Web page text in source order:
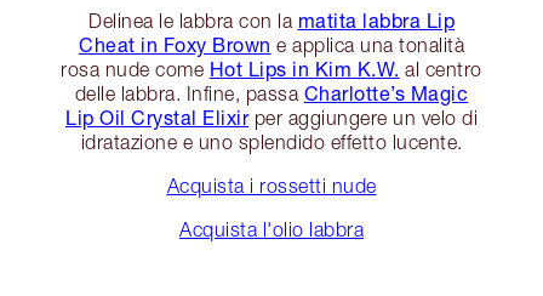
Delinea le labbra con la matita labbra Lip
Cheat in Foxy Brown e applica una tonalità
rosa nude come Hot Lips in Kim K.W. al centro
delle labbra. Infine, passa Charlotte’s Magic
Lip Oil Crystal Elixirper aggiungere un velo di
idratazione e uno splendido effetto lucente.
Acquista i rossetti nude
Acquista l'olio labbra